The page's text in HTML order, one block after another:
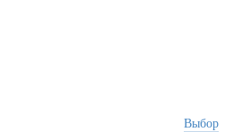
Выбор